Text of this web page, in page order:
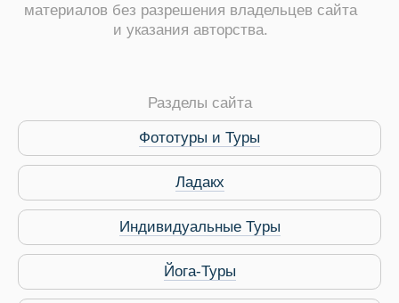
Путеводитель по
материалов без разрешения владельцев сайта
и указания авторства.
Разделы сайта
Фототуры и Туры
Ладакх
Индивидуальные Туры
Йога-Туры